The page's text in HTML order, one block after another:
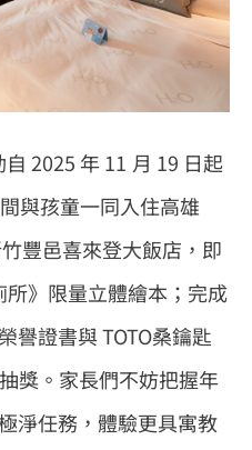
2025 年 11 月 19 日起
與孩童一同入住高雄
豐邑喜來登大飯店，即
所》限量立體繪本；完成
譽證書與 TOTO桑鑰匙
獎。家長們不妨把握年
淨任務，體驗更具寓教